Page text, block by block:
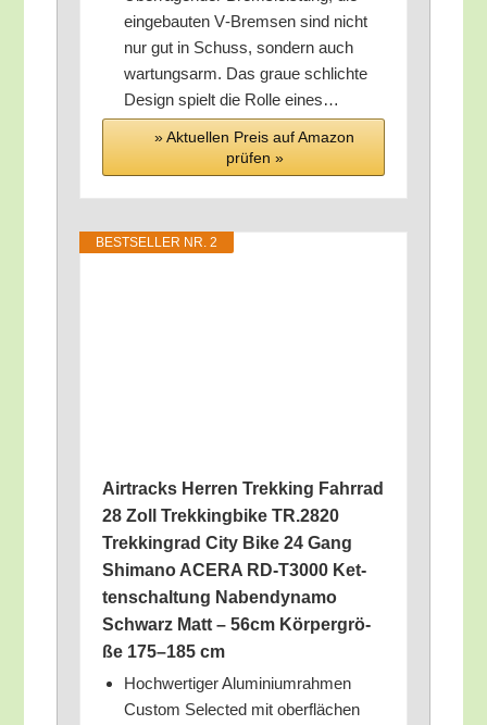
ein­ge­bau­ten V‑Bremsen sind nicht
nur gut in Schuss, son­dern auch
war­tungs­arm. Das graue schlich­te
Design spielt die Rol­le eines…
» Aktu­el­len Preis auf Ama­zon
prü­fen »
BEST­SEL­LER NR. 2
Air­tracks Her­ren Trek­king Fahr­rad
28 Zoll Trek­king­bike TR.2820
Trek­king­rad City Bike 24 Gang
Shi­ma­no ACERA RD-T3000 Ket­
ten­schal­tung Naben­dy­na­mo
Schwarz Matt – 56cm Kör­per­grö­
ße 175–185 cm
Hoch­wer­ti­ger Alu­mi­ni­um­rah­men
Cus­tom Sel­ec­ted mit ober­flä­chen